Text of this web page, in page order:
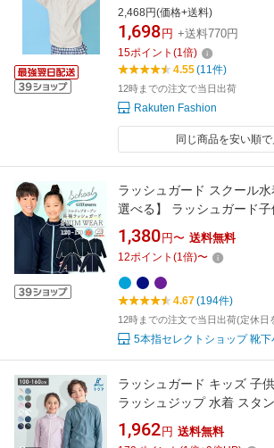
の子 女の子 海 26SS デビ
グッズ ラッシュガード ブル
2,468円(価格+送料)
1,698 円 +送料770円
15ポイント (1倍)
4.55(11件)
12時までの注文で当日出荷
Rakuten Fashion
同じ商品を安い順で
ラッシュガード スクール
選べる】 ラッシュガード
学校用 長袖 長そで 無地 濃
着上下セット キッズ水着セ
UPF50+ 紫外線対策加工 男
150 160 170 サイズ ジップ
1,380 円〜 送料無料
12ポイント (1倍)〜
4.67(194件)
12時までの注文で当日出荷(定休日
5本指セレクトショップ 靴下
ラッシュガード キッズ 子
ラッシュジップ 水着 スタ
の子 ベビー 学校用
なし 100 100 110 120 130
1,962 円 送料無料